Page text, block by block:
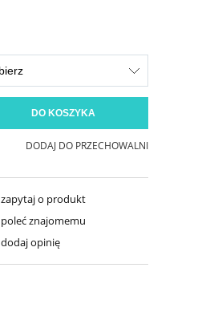
DO KOSZYKA
DODAJ DO PRZECHOWALNI
zapytaj o produkt
poleć znajomemu
dodaj opinię